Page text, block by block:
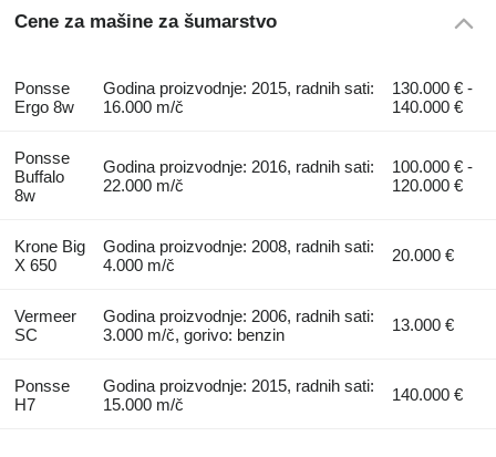
Cene za mašine za šumarstvo
Ponsse
Ergo 8w
Godina proizvodnje: 2015, radnih sati:
16.000 m/č
130.000 € -
140.000 €
Ponsse
Buffalo
8w
Godina proizvodnje: 2016, radnih sati:
22.000 m/č
100.000 € -
120.000 €
Krone Big
X 650
Godina proizvodnje: 2008, radnih sati:
4.000 m/č
20.000 €
Vermeer
SC
Godina proizvodnje: 2006, radnih sati:
3.000 m/č, gorivo: benzin
13.000 €
Ponsse
H7
Godina proizvodnje: 2015, radnih sati:
15.000 m/č
140.000 €